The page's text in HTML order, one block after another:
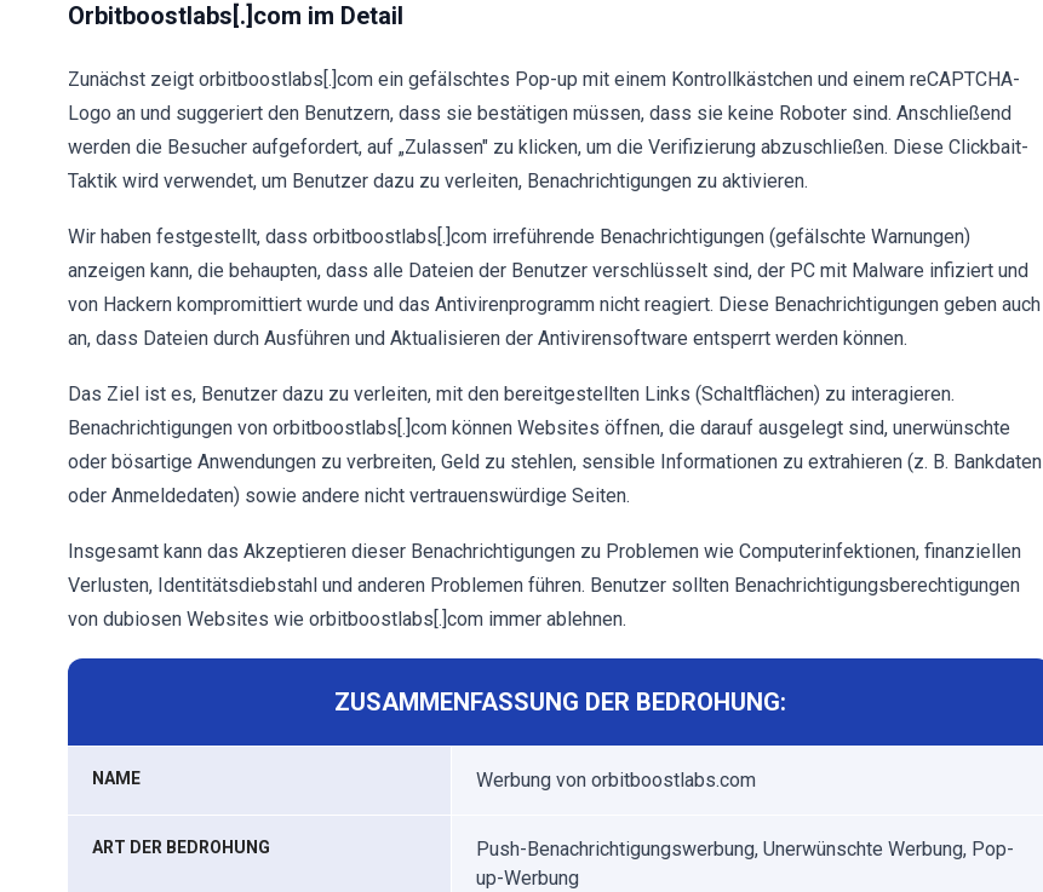
Orbitboostlabs[.]com im Detail
Zunächst zeigt orbitboostlabs[.]com ein gefälschtes Pop-up mit einem Kontrollkästchen und einem reCAPTCHA-
Logo an und suggeriert den Benutzern, dass sie bestätigen müssen, dass sie keine Roboter sind. Anschließend
werden die Besucher aufgefordert, auf „Zulassen" zu klicken, um die Verifizierung abzuschließen. Diese Clickbait-
Taktik wird verwendet, um Benutzer dazu zu verleiten, Benachrichtigungen zu aktivieren.
Wir haben festgestellt, dass orbitboostlabs[.]com irreführende Benachrichtigungen (gefälschte Warnungen)
anzeigen kann, die behaupten, dass alle Dateien der Benutzer verschlüsselt sind, der PC mit Malware infiziert und
von Hackern kompromittiert wurde und das Antivirenprogramm nicht reagiert. Diese Benachrichtigungen geben auch
an, dass Dateien durch Ausführen und Aktualisieren der Antivirensoftware entsperrt werden können.
Das Ziel ist es, Benutzer dazu zu verleiten, mit den bereitgestellten Links (Schaltflächen) zu interagieren.
Benachrichtigungen von orbitboostlabs[.]com können Websites öffnen, die darauf ausgelegt sind, unerwünschte
oder bösartige Anwendungen zu verbreiten, Geld zu stehlen, sensible Informationen zu extrahieren (z. B. Bankdaten
oder Anmeldedaten) sowie andere nicht vertrauenswürdige Seiten.
Insgesamt kann das Akzeptieren dieser Benachrichtigungen zu Problemen wie Computerinfektionen, finanziellen
Verlusten, Identitätsdiebstahl und anderen Problemen führen. Benutzer sollten Benachrichtigungsberechtigungen
von dubiosen Websites wie orbitboostlabs[.]com immer ablehnen.
ZUSAMMENFASSUNG DER BEDROHUNG:
NAME Werbung von orbitboostlabs.com
ART DER BEDROHUNG
Push-Benachrichtigungswerbung, Unerwünschte Werbung, Pop-
up-Werbung